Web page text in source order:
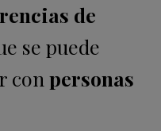
de
se puede
con personas